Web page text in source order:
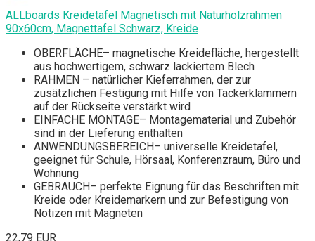
ALLboards Kreidetafel Magnetisch mit Naturholzrahmen
90x60cm, Magnettafel Schwarz, Kreide
OBERFLÄCHE– magnetische Kreidefläche, hergestellt
aus hochwertigem, schwarz lackiertem Blech
RAHMEN – natürlicher Kieferrahmen, der zur
zusätzlichen Festigung mit Hilfe von Tackerklammern
auf der Rückseite verstärkt wird
EINFACHE MONTAGE– Montagematerial und Zubehör
sind in der Lieferung enthalten
ANWENDUNGSBEREICH– universelle Kreidetafel,
geeignet für Schule, Hörsaal, Konferenzraum, Büro und
Wohnung
GEBRAUCH– perfekte Eignung für das Beschriften mit
Kreide oder Kreidemarkern und zur Befestigung von
Notizen mit Magneten
22,79 EUR